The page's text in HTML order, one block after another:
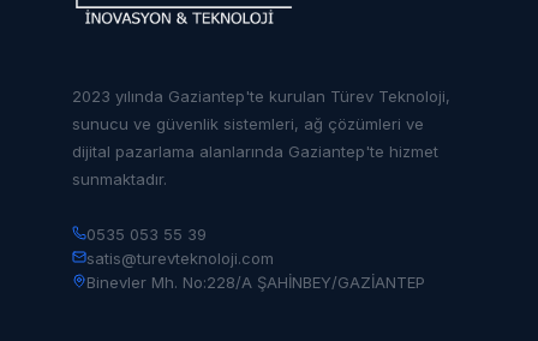
2023 yılında Gaziantep'te kurulan Türev Teknoloji,
sunucu ve güvenlik sistemleri, ağ çözümleri ve
dijital pazarlama alanlarında Gaziantep'te hizmet
sunmaktadır.
0535 053 55 39
satis@turevteknoloji.com
Binevler Mh. No:228/A ŞAHİNBEY/GAZİANTEP